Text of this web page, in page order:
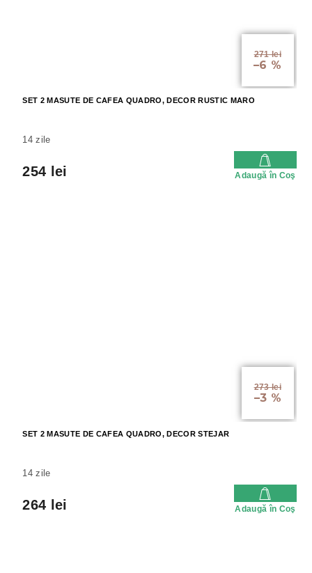
271 lei
–6 %
SET 2 MASUTE DE CAFEA QUADRO, DECOR RUSTIC MARO
14 zile
254 lei Adaugă în Coş
273 lei
–3 %
SET 2 MASUTE DE CAFEA QUADRO, DECOR STEJAR
14 zile
264 lei Adaugă în Coş